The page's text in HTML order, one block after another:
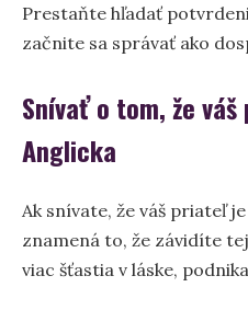
Prestaňte hľadať
začnite sa správať ako
Snívať o tom, že
Anglicka
Ak snívate, že váš priateľ
znamená to, že závidíte
viac šťastia v láske,